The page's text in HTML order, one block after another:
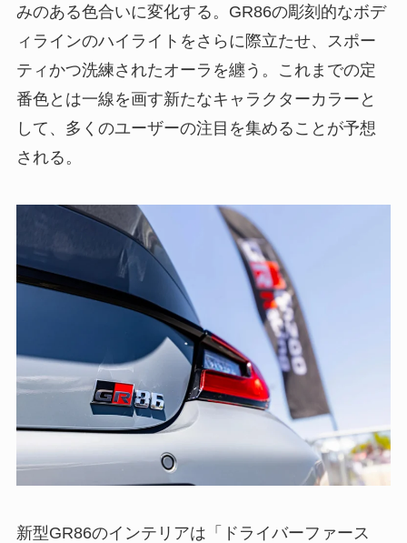
みのある色合いに変化する。GR86の彫刻的なボデ
ィラインのハイライトをさらに際立たせ、スポー
ティかつ洗練されたオーラを纏う。これまでの定
番色とは一線を画す新たなキャラクターカラーと
して、多くのユーザーの注目を集めることが予想
される。
新型GR86のインテリアは「ドライバーファース